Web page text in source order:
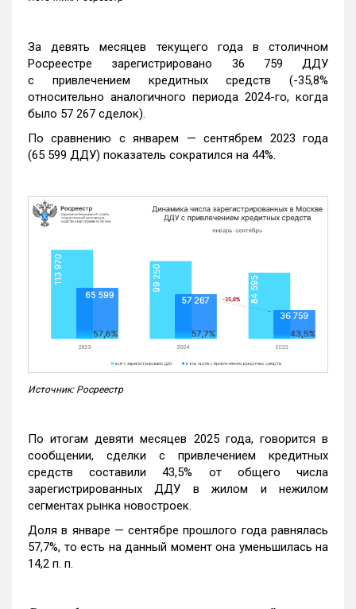
За девять месяцев текущего года в столичном
Росреестре зарегистрировано 36 759 ДДУ
с привлечением кредитных средств (-35,8%
относительно аналогичного периода 2024-го, когда
было 57 267 сделок).
По сравнению с январем — сентябрем 2023 года
(65 599 ДДУ) показатель сократился на 44%.
Источник: Росреестр
По итогам девяти месяцев 2025 года, говорится в
сообщении, сделки с привлечением кредитных
средств составили 43,5% от общего числа
зарегистрированных ДДУ в жилом и нежилом
сегментах рынка новостроек.
Доля в январе — сентябре прошлого года равнялась
57,7%, то есть на данный момент она уменьшилась на
14,2 п. п.